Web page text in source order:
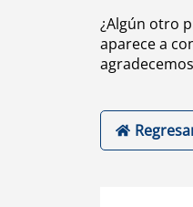
¿Algún otro
aparece a